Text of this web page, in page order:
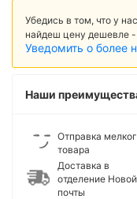
Убедись в том, что у
найдеш цену дешевле -
Уведомить о более
Наши
Отправка
товара
Доставка в
отделение Новой
почты